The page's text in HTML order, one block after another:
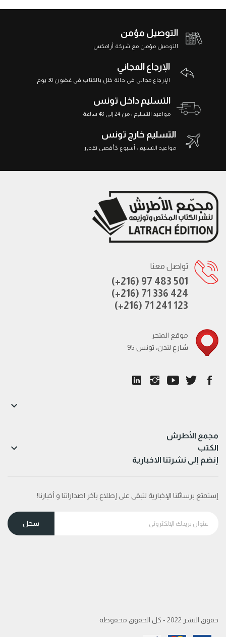
التوصيل مؤمن
التوصيل مؤمن مع شركة أرامكس
الإرجاع المجاني
الإرجاع مجاني في حالة خلل بالكتاب في غضون 30 يوم
التسليم داخل تونس
مواعيد التسليم : من 24 إلى 48 ساعة
التسليم خارج تونس
مواعيد التسليم : أسبوع كأقصى تقدير
تواصل معنا
(+216) 97 483 501
(+216) 71 336 424
(+216) 71 241 123
موقع المتجر
95 شارع لندن، تونس
مجمع الأطرش

الكتب 
إنضم إلى نشرتنا الاخبارية
إستمتع برسائلنا الإخبارية لتبقى على إطلاع بآخر اصداراتنا و أخبارنا!
حقوق النشر 2022 - كل الحقوق محفوظة